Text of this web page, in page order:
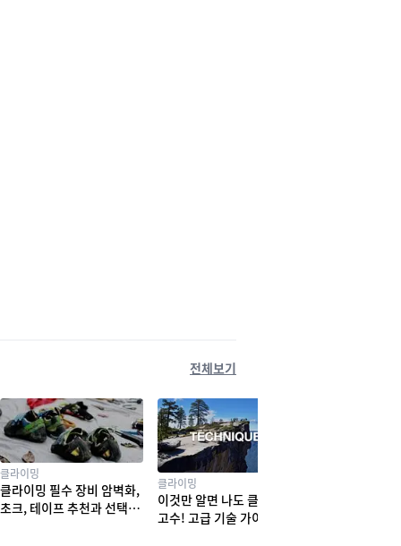
전체보기
클라이밍
클라이밍 필수 장비 암벽화,
초크, 테이프 추천과 선택법
클라이밍
이것만 알면 나도 클라이밍
고수! 고급 기술 가이드